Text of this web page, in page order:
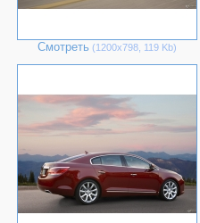
Смотреть (1200х798, 119 Kb)